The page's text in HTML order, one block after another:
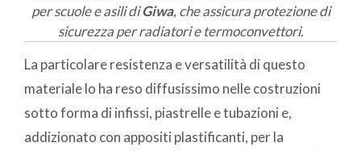
per scuole e asili diGiwa, che assicura protezione di
sicurezza per radiatori e termoconvettori.
La particolare resistenza e versatilità di questo
materiale lo ha reso diffusissimo nelle costruzioni
sotto forma di infissi, piastrelle e tubazioni e,
addizionato con appositi plastificanti, per la